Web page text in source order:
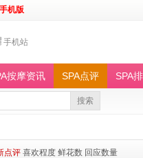
手机版
手机站
按摩资讯 SPA点评 SPA
搜索
点评 喜欢程度 鲜花数 回应数量